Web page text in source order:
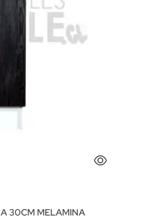
30CM MELAMINA